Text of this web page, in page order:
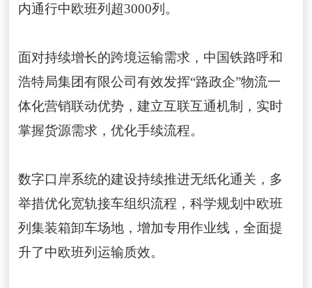
内通行中欧班列超3000列。
面对持续增长的跨境运输需求，中国铁路呼和
浩特局集团有限公司有效发挥“路政企”物流一
体化营销联动优势，建立互联互通机制，实时
掌握货源需求，优化手续流程。
数字口岸系统的建设持续推进无纸化通关，多
举措优化宽轨接车组织流程，科学规划中欧班
列集装箱卸车场地，增加专用作业线，全面提
升了中欧班列运输质效。